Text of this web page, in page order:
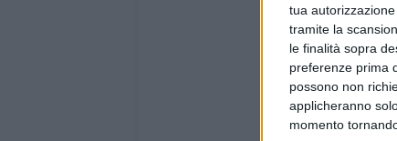
tua
tramite la
le finalità sopra
preferenze prima
possono non
applicheranno
momento